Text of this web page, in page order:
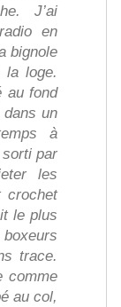
J’ai
en
bignole
la loge.
au fond
un
à
par
les
crochet
le plus
trace.
comme
au col,